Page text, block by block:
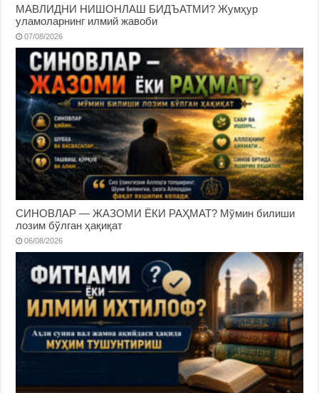
МАВЛИДНИ НИШОНЛАШ БИДЪАТМИ? Жумҳур
уламоларнинг илмий жавоби
07/08/2026
СИНОВЛАР — ЖАЗОМИ ЁКИ РАҲМАТ? Мўмин билиши
лозим бўлган ҳақиқат
06/08/2026